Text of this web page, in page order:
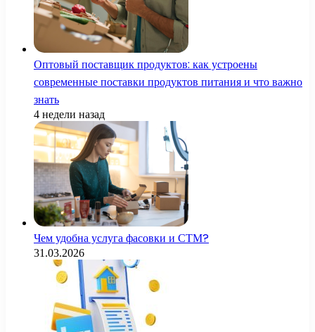
Оптовый поставщик продуктов: как устроены
современные поставки продуктов питания и что важно
знать
4 недели назад
Чем удобна услуга фасовки и СТМ?
31.03.2026